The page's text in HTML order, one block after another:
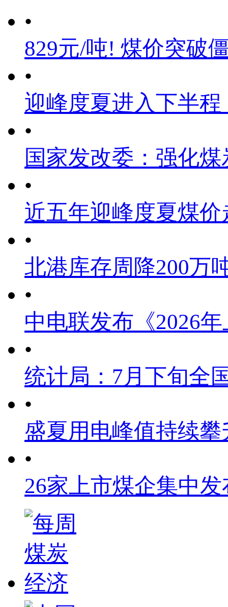
•
829元/吨! 煤价突破
•
迎峰度夏进入下半
•
国家发改委：强化
•
近五年迎峰度夏煤价
•
北港库存周降200万
•
中电联发布《2026
•
统计局：7月下旬全
•
盛夏用电峰值持续
•
26家上市煤企集中